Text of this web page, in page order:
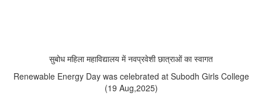
सुबोध महिला महाविद्यालय में नवप्रवेशी छात्राओं का स्वागत
Renewable Energy Day was celebrated at Subodh Girls College
(19 Aug,2025)